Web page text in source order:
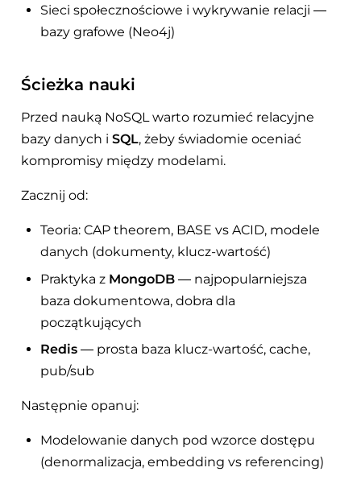
Sieci społecznościowe i wykrywanie relacji —
bazy grafowe (Neo4j)
Ścieżka nauki
Przed nauką NoSQL warto rozumieć relacyjne
bazy danych iSQL, żeby świadomie oceniać
kompromisy między modelami.
Zacznij od:
Teoria: CAP theorem, BASE vs ACID, modele
danych (dokumenty, klucz-wartość)
Praktyka z MongoDB — najpopularniejsza
baza dokumentowa, dobra dla
początkujących
Redis — prosta baza klucz-wartość, cache,
pub/sub
Następnie opanuj:
Modelowanie danych pod wzorce dostępu
(denormalizacja, embedding vs referencing)